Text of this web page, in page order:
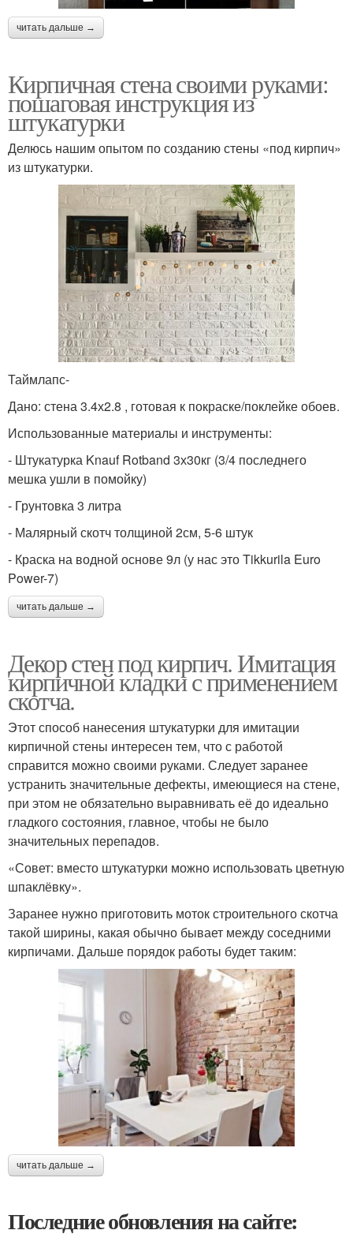
читать дальше →
Кирпичная стена своими руками:
пошаговая инструкция из
штукатурки
Делюсь нашим опытом по созданию стены «под кирпич»
из штукатурки.
Таймлапс-
Дано: стена 3.4х2.8 , готовая к покраске/поклейке обоев.
Использованные материалы и инструменты:
- Штукатурка Knauf Rotband 3х30кг (3/4 последнего
мешка ушли в помойку)
- Грунтовка 3 литра
- Малярный скотч толщиной 2см, 5-6 штук
- Краска на водной основе 9л (у нас это Tikkurila Euro
Power-7)
читать дальше →
Декор стен под кирпич. Имитация
кирпичной кладки с применением
скотча.
Этот способ нанесения штукатурки для имитации
кирпичной стены интересен тем, что с работой
справится можно своими руками. Следует заранее
устранить значительные дефекты, имеющиеся на стене,
при этом не обязательно выравнивать её до идеально
гладкого состояния, главное, чтобы не было
значительных перепадов.
«Совет: вместо штукатурки можно использовать цветную
шпаклёвку».
Заранее нужно приготовить моток строительного скотча
такой ширины, какая обычно бывает между соседними
кирпичами. Дальше порядок работы будет таким:
читать дальше →
Последние обновления на сайте: